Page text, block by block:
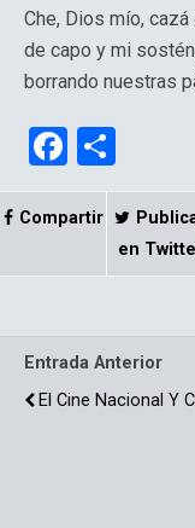
Che, Dios mío,
de capo y mi
borrando nuestras
F
a
ce
k
o
m
p
Compartir
en
Entrada Anterior
El Cine Nacional Y